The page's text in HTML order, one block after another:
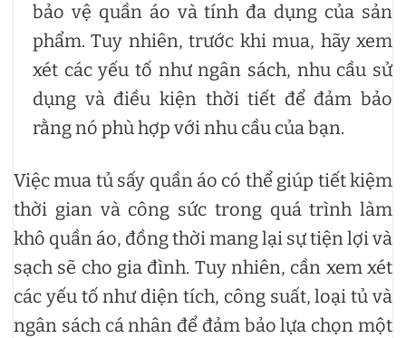
bảo vệ quần áo và tính đa dụng của sản
phẩm. Tuy nhiên, trước khi mua, hãy xem
xét các yếu tố như ngân sách, nhu cầu sử
dụng và điều kiện thời tiết để đảm bảo
rằng nó phù hợp với nhu cầu của bạn.
Việc mua tủ sấy quần áo có thể giúp tiết kiệm
thời gian và công sức trong quá trình làm
khô quần áo, đồng thời mang lại sự tiện lợi và
sạch sẽ cho gia đình. Tuy nhiên, cần xem xét
các yếu tố như diện tích, công suất, loại tủ và
ngân sách cá nhân để đảm bảo lựa chọn một